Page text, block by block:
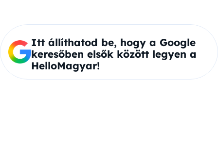
Itt állíthatod be, hogy a Google
keresőben elsők között legyen a
HelloMagyar!